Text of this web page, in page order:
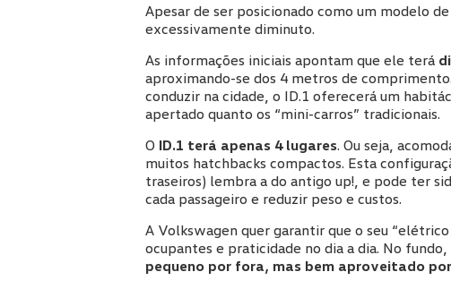
Apesar de ser posicionado como um modelo
excessivamente diminuto.
As informações iniciais apontam que ele terá
aproximando-se dos 4 metros de
conduzir na cidade, o ID.1 oferecerá um
apertado quanto os “mini-carros” tradicionais.
O ID.1 terá apenas 4 lugares. Ou seja,
muitos hatchbacks compactos. Esta
traseiros) lembra a do antigo up!, e pode ter
cada passageiro e reduzir peso e custos.
A Volkswagen quer garantir que o seu
ocupantes e praticidade no dia a dia. No fundo,
pequeno por fora, mas bem aproveitado